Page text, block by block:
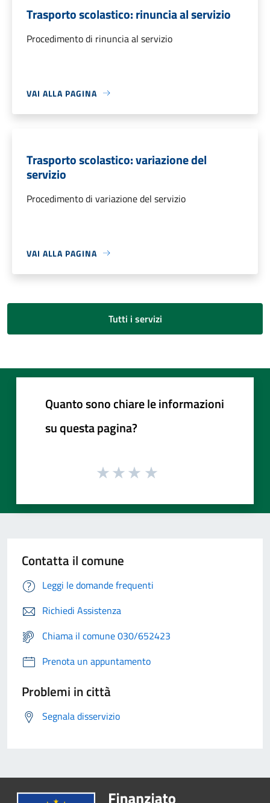
Trasporto scolastico: rinuncia al servizio
Procedimento di rinuncia al servizio
VAI ALLA PAGINA
Trasporto scolastico: variazione del
servizio
Procedimento di variazione del servizio
VAI ALLA PAGINA
Tutti i servizi
Quanto sono chiare le informazioni
su questa pagina?
Contatta il comune
Leggi le domande frequenti
Richiedi Assistenza
Chiama il comune 030/652423
Prenota un appuntamento
Problemi in città
Segnala disservizio